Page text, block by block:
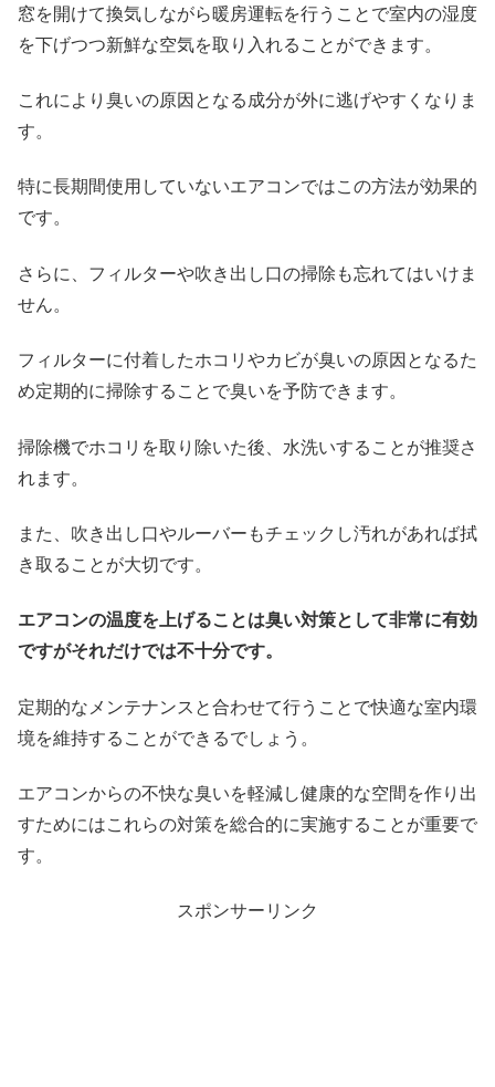
窓を開けて換気しながら暖房運転を行うことで室内の湿度
を下げつつ新鮮な空気を取り入れることができます。
これにより臭いの原因となる成分が外に逃げやすくなりま
す。
特に長期間使用していないエアコンではこの方法が効果的
です。
さらに、フィルターや吹き出し口の掃除も忘れてはいけま
せん。
フィルターに付着したホコリやカビが臭いの原因となるた
め定期的に掃除することで臭いを予防できます。
掃除機でホコリを取り除いた後、水洗いすることが推奨さ
れます。
また、吹き出し口やルーバーもチェックし汚れがあれば拭
き取ることが大切です。
エアコンの温度を上げることは臭い対策として非常に有効
ですがそれだけでは不十分です。
定期的なメンテナンスと合わせて行うことで快適な室内環
境を維持することができるでしょう。
エアコンからの不快な臭いを軽減し健康的な空間を作り出
すためにはこれらの対策を総合的に実施することが重要で
す。
スポンサーリンク